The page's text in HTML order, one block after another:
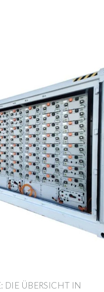
DIE ÜBERSICHT IN